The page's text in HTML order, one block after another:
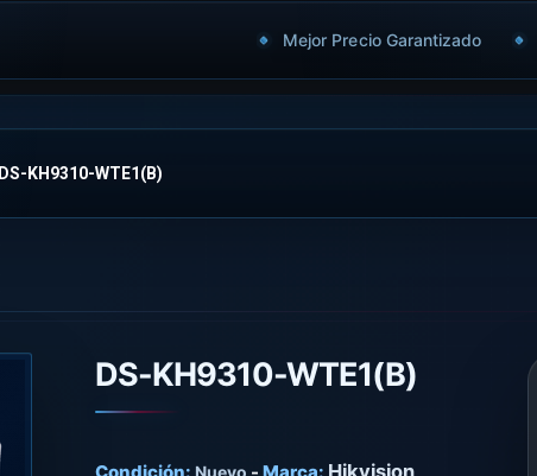
Mejor Precio Garantizado
DS-KH9310-WTE1(B)
DS-KH9310-WTE1(B)
Nuevo Hikvision